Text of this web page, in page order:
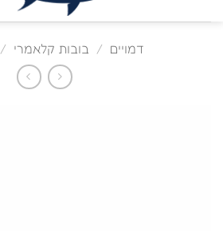
דמויים / בובות קלאמרי /